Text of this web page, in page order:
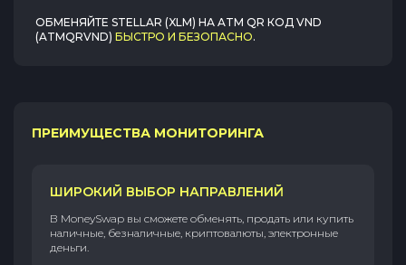
ОБМЕНЯЙТЕ STELLAR (XLM) НА ATM QR КОД VND
(ATMQRVND) БЫСТРО И БЕЗОПАСНО.
ПРЕИМУЩЕСТВА МОНИТОРИНГА
ШИРОКИЙ ВЫБОР НАПРАВЛЕНИЙ
В MoneySwap вы сможете обменять, продать или купить
наличные, безналичные, криптовалюты, электронные
деньги.